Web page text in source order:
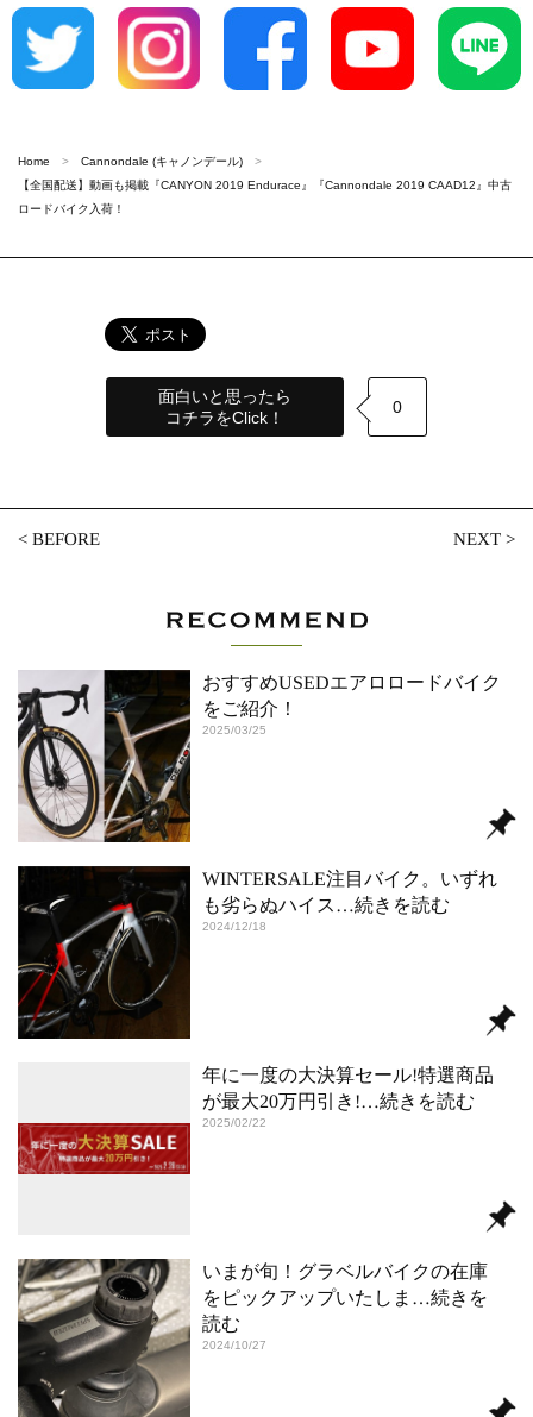
Home
Cannondale (キャノンデール)
【全国配送】動画も掲載『CANYON 2019 Endurace』『Cannondale 2019 CAAD12』中古
ロードバイク入荷！
面白いと思ったら
コチラをClick！
0
<BEFORE NEXT>
おすすめUSEDエアロロードバイク
をご紹介！
2025/03/25
WINTERSALE注目バイク。いずれ
も劣らぬハイス …続きを読む
2024/12/18
年に一度の大決算セール!特選商品
が最大20万円引き!…続きを読む
2025/02/22
いまが旬！グラベルバイクの在庫
をピックアップいたしま …続きを
読む
2024/10/27